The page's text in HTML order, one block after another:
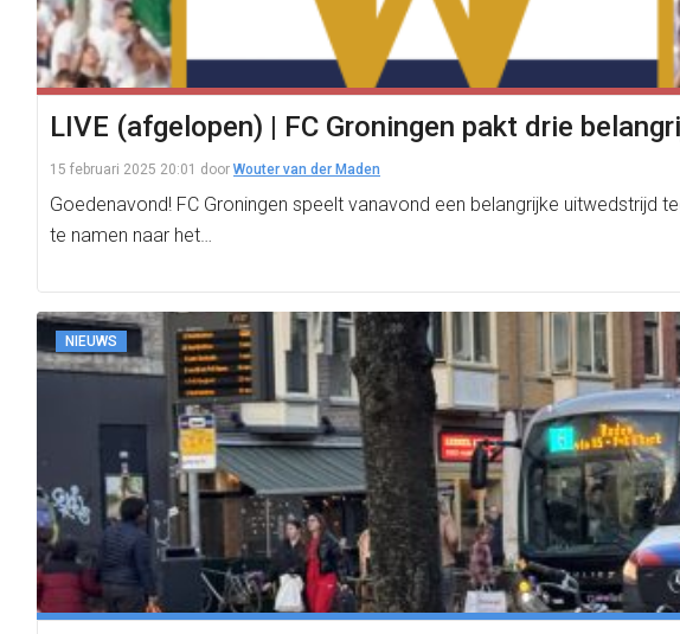
LIVE (afgelopen) | FC Groningen pakt drie
15 februari 2025 20:01 door Wouter van der Maden
Goedenavond! FC Groningen speelt vanavond een belangrijke uitwedstrijd
te namen naar het…
NIEUWS